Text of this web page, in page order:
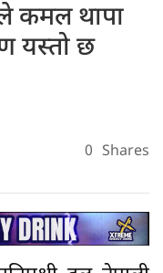
कमल थापा
यस्तो छ
0 Shares